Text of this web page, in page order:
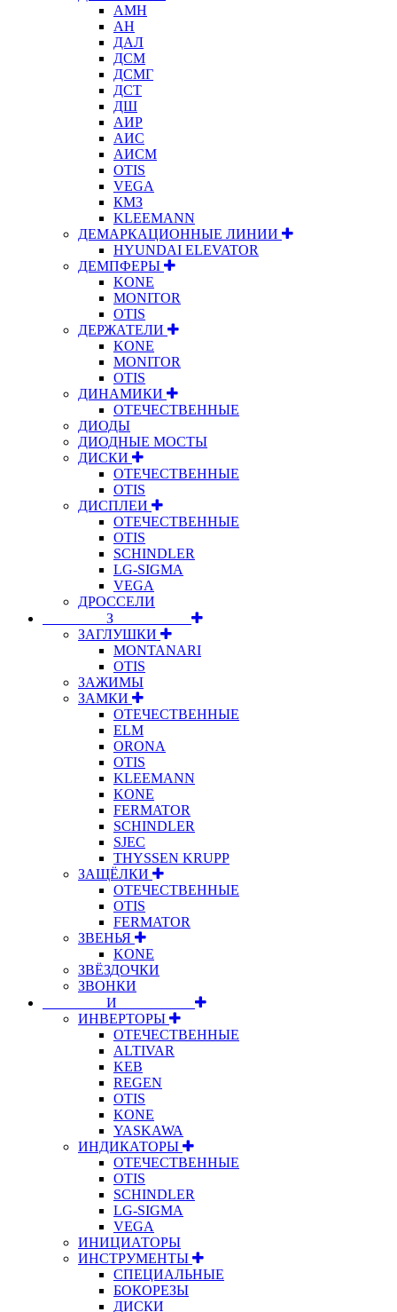
АМН
АН
ДАЛ
ДСМ
ДСМГ
ДСТ
ДШ
АИР
АИС
АИСМ
OTIS
VEGA
КМЗ
KLEEMANN
ДЕМАРКАЦИОННЫЕ ЛИНИИ
HYUNDAI ELEVATOR
ДЕМПФЕРЫ
KONE
MONITOR
OTIS
ДЕРЖАТЕЛИ
KONE
MONITOR
OTIS
ДИНАМИКИ
ОТЕЧЕСТВЕННЫЕ
ДИОДЫ
ДИОДНЫЕ МОСТЫ
ДИСКИ
ОТЕЧЕСТВЕННЫЕ
OTIS
ДИСПЛЕИ
ОТЕЧЕСТВЕННЫЕ
OTIS
SCHINDLER
LG-SIGMA
VEGA
ДРОССЕЛИ
⠀⠀⠀⠀⠀⠀З⠀⠀⠀⠀⠀⠀⠀
ЗАГЛУШКИ
MONTANARI
OTIS
ЗАЖИМЫ
ЗАМКИ
ОТЕЧЕСТВЕННЫЕ
ELM
ORONA
OTIS
KLEEMANN
KONE
FERMATOR
SCHINDLER
SJEC
THYSSEN KRUPP
ЗАЩЁЛКИ
ОТЕЧЕСТВЕННЫЕ
OTIS
FERMATOR
ЗВЕНЬЯ
KONE
ЗВЁЗДОЧКИ
ЗВОНКИ
⠀⠀⠀⠀⠀⠀И⠀⠀⠀⠀⠀⠀⠀
ИНВЕРТОРЫ
ОТЕЧЕСТВЕННЫЕ
ALTIVAR
KEB
REGEN
OTIS
KONE
YASKAWA
ИНДИКАТОРЫ
ОТЕЧЕСТВЕННЫЕ
OTIS
SCHINDLER
LG-SIGMA
VEGA
ИНИЦИАТОРЫ
ИНСТРУМЕНТЫ
СПЕЦИАЛЬНЫЕ
БОКОРЕЗЫ
ДИСКИ